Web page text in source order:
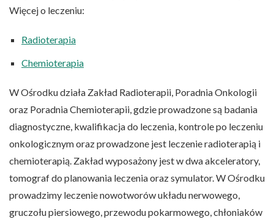
Więcej o leczeniu:
Radioterapia
Chemioterapia
W Ośrodku działa Zakład Radioterapii, Poradnia Onkologii
oraz Poradnia Chemioterapii, gdzie prowadzone są badania
diagnostyczne, kwalifikacja do leczenia, kontrole po leczeniu
onkologicznym oraz prowadzone jest leczenie radioterapią i
chemioterapią. Zakład wyposażony jest w dwa akceleratory,
tomograf do planowania leczenia oraz symulator. W Ośrodku
prowadzimy leczenie nowotworów układu nerwowego,
gruczołu piersiowego, przewodu pokarmowego, chłoniaków